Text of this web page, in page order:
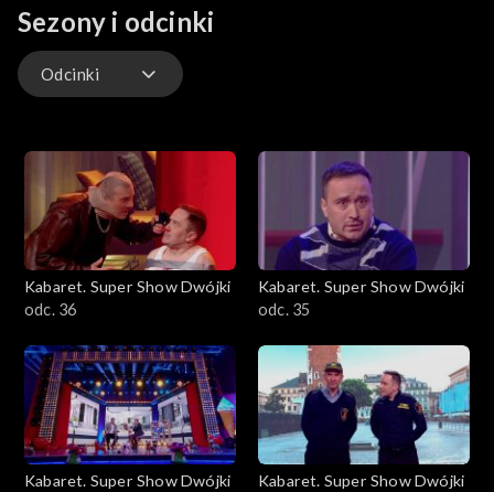
Sezony i odcinki
Odcinki
Kabaret. Super Show Dwójki
odc. 36
Kabaret. Super Show Dwójki
odc. 35
Kabaret. Super Show Dwójki
Kabaret. Super Show Dwójki